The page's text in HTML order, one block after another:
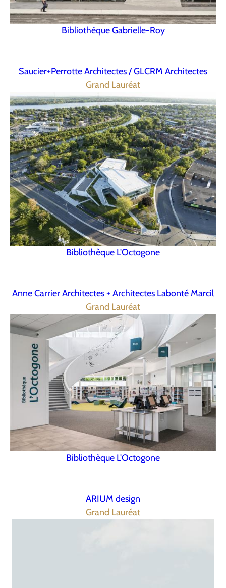
Bibliothèque Gabrielle-Roy
Saucier+Perrotte Architectes / GLCRM Architectes
Grand Lauréat
Bibliothèque L'Octogone
Anne Carrier Architectes + Architectes Labonté Marcil
Grand Lauréat
Bibliothèque L'Octogone
ARIUM design
Grand Lauréat